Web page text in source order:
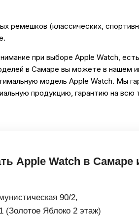
ремешков (классических,
при выборе Apple Watch,
в Самаре вы можете в нашем
модель Apple Watch. Мы
продукцию, гарантию на всю
Apple Watch в Самаре
90/2,
(Золотое Яблоко 2 этаж)